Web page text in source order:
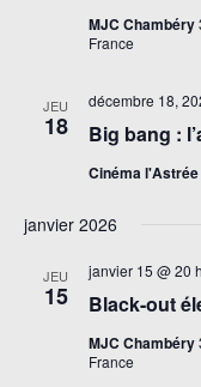
MJC Chambéry
France
JEU
18 Big bang :
décembre 18,
Cinéma l'Astrée
janvier 2026
JEU
15 Black-out
janvier 15 @ 20
MJC Chambéry
France